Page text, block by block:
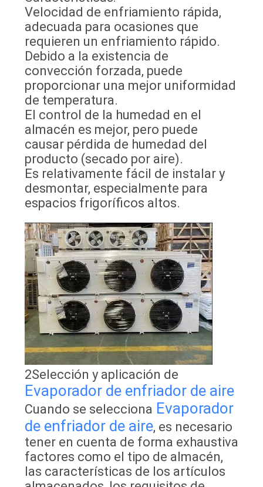
Velocidad de enfriamiento rápida,
adecuada para ocasiones que
requieren un enfriamiento rápido.
Debido a la existencia de
convección forzada, puede
proporcionar una mejor uniformidad
de temperatura.
El control de la humedad en el
almacén es mejor, pero puede
causar pérdida de humedad del
producto (secado por aire).
Es relativamente fácil de instalar y
desmontar, especialmente para
espacios frigoríficos altos.
2Selección y aplicación de
Evaporador de enfriador de aire
Cuando se selecciona Evaporador
de enfriador de aire, es necesario
tener en cuenta de forma exhaustiva
factores como el tipo de almacén,
las características de los artículos